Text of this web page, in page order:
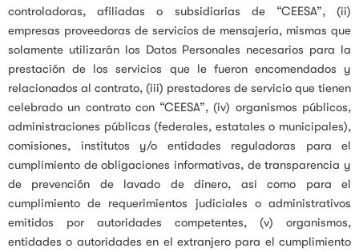
controladoras, afiliadas o subsidiarias de “CEESA”, (ii)
empresas proveedoras de servicios de mensajería, mismas que
solamente utilizarán los Datos Personales necesarios para la
prestación de los servicios que le fueron encomendados y
relacionados al contrato, (iii) prestadores de servicio que tienen
celebrado un contrato con “CEESA”, (iv) organismos públicos,
administraciones públicas (federales, estatales o municipales),
comisiones, institutos y/o entidades reguladoras para el
cumplimiento de obligaciones informativas, de transparencia y
de prevención de lavado de dinero, así como para el
cumplimiento de requerimientos judiciales o administrativos
emitidos por autoridades competentes, (v) organismos,
entidades o autoridades en el extranjero para el cumplimiento